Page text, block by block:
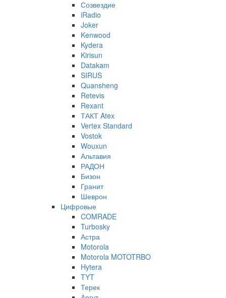
Созвездие
iRadio
Joker
Kenwood
Kydera
Kirisun
Datakam
SIRUS
Quansheng
Retevis
Rexant
ТАКТ Atex
Vertex Standard
Vostok
Wouxun
Альтавия
РАДОН
Бизон
Гранит
Шеврон
Цифровые
COMRADE
Turbosky
Астра
Motorola
Motorola MOTOTRBO
Hytera
TYT
Терек